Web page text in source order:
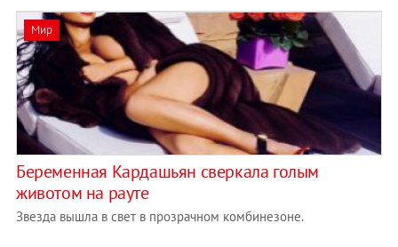
Мир
Беременная Кардашьян сверкала голым
животом на рауте
Звезда вышла в свет в прозрачном комбинезоне.